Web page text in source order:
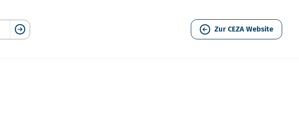
Suchen
Zur CEZA Website